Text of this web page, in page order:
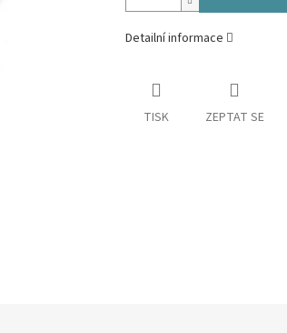
Detailní informace
TISK ZEPTAT SE